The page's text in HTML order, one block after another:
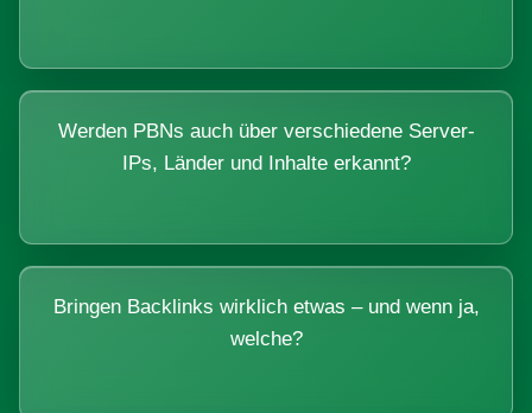
Werden PBNs auch über verschiedene Server-
IPs, Länder und Inhalte erkannt?
Bringen Backlinks wirklich etwas – und wenn ja,
welche?